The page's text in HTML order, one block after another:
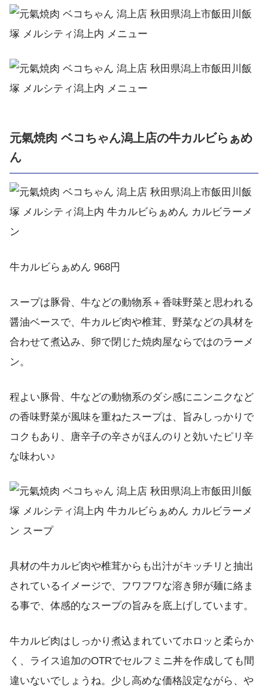
元氣焼肉 ベコちゃん潟上店の牛カルビらぁめ
ん
牛カルビらぁめん 968円
スープは豚骨、牛などの動物系＋香味野菜と思われる
醤油ベースで、牛カルビ肉や椎茸、野菜などの具材を
合わせて煮込み、卵で閉じた焼肉屋ならではのラーメ
ン。
程よい豚骨、牛などの動物系のダシ感にニンニクなど
の香味野菜が風味を重ねたスープは、旨みしっかりで
コクもあり、唐辛子の辛さがほんのりと効いたピリ辛
な味わい♪
具材の牛カルビ肉や椎茸からも出汁がキッチリと抽出
されているイメージで、フワフワな溶き卵が麺に絡ま
る事で、体感的なスープの旨みを底上げしています。
牛カルビ肉はしっかり煮込まれていてホロッと柔らか
く、ライス追加のOTRでセルフミニ丼を作成しても間
違いないでしょうね。少し高めな価格設定ながら、や